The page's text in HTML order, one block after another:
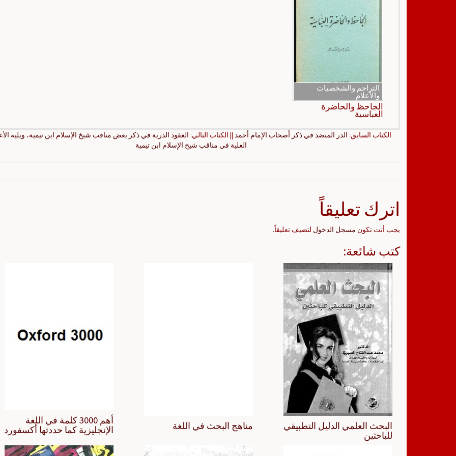
التراجم والشخصيات
والأعلام
الجاحظ والحاضرة
العباسية
الكتاب السابق: الدر المنضد في ذكر أصحاب الإمام أحمد|| الكتاب التالي: العقود الدرية في ذكر بعض مناقب شيخ الإسلام ابن تيمية، ويليه
العلية في مناقب شيخ الإسلام ابن تيمية
اترك تعليقاً
يجب أنت تكون مسجل الدخول لتضيف تعليقاً.
كتب شائعة:
أهم 3000 كلمة في اللغة
الإنجليزية كما حددتها أكسفورد
مناهج البحث في اللغة
البحث العلمي الدليل التطبيقي
للباحثين